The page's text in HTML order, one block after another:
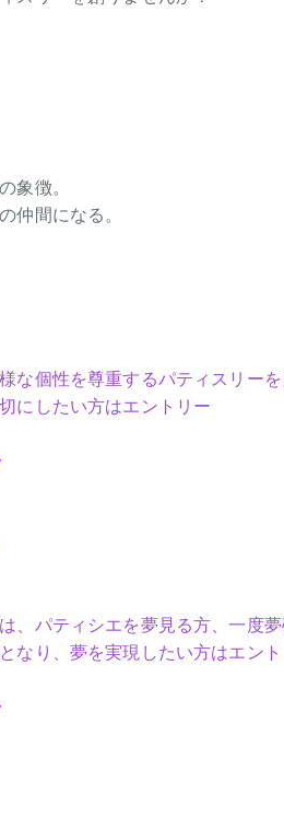
象徴。
仲間になる。
な個性を尊重するパティスリー
にしたい方はエントリー
、パティシエを夢見る方、一度
なり、夢を実現したい方はエン